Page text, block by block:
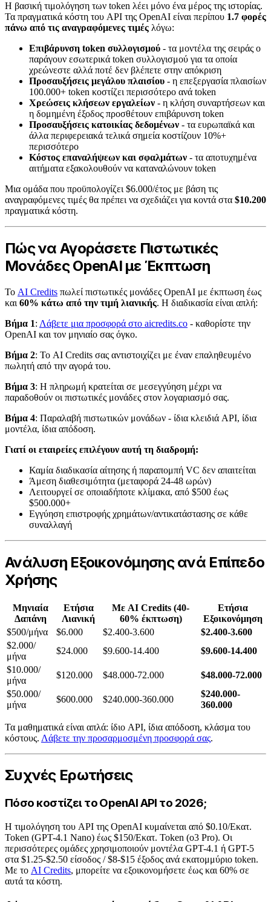
Η βασική τιμολόγηση των token λέει μόνο ένα μέρος της ιστορίας.
Τα πραγματικά κόστη του API της OpenAI είναι περίπου 1.7 φορές
πάνω από τις αναγραφόμενες τιμές λόγω:
Επιβάρυνση token συλλογισμού - τα μοντέλα της σειράς o
παράγουν εσωτερικά token συλλογισμού για τα οποία
χρεώνεστε αλλά ποτέ δεν βλέπετε στην απόκριση
Προσαυξήσεις μεγάλου πλαισίου - η επεξεργασία πλαισίων
100.000+ token κοστίζει περισσότερο ανά token
Χρεώσεις κλήσεων εργαλείων - η κλήση συναρτήσεων και
η δομημένη έξοδος προσθέτουν επιβάρυνση token
Προσαυξήσεις κατοικίας δεδομένων - τα ευρωπαϊκά και
άλλα περιφερειακά τελικά σημεία κοστίζουν 10%+
περισσότερο
Κόστος επαναλήψεων και σφαλμάτων - τα αποτυχημένα
αιτήματα εξακολουθούν να καταναλώνουν token
Μια ομάδα που προϋπολογίζει $6.000/έτος με βάση τις
αναγραφόμενες τιμές θα πρέπει να σχεδιάζει για κοντά στα $10.200
πραγματικά κόστη.
Πώς να Αγοράσετε Πιστωτικές
Μονάδες OpenAI με Έκπτωση
Το AI Credits πωλεί πιστωτικές μονάδες OpenAI με έκπτωση έως
και 60% κάτω από την τιμή λιανικής. Η διαδικασία είναι απλή:
Βήμα 1: Λάβετε μια προσφορά στο aicredits.co - καθορίστε την
OpenAI και τον μηνιαίο σας όγκο.
Βήμα 2: Το AI Credits σας αντιστοιχίζει με έναν επαληθευμένο
πωλητή από την αγορά του.
Βήμα 3: Η πληρωμή κρατείται σε μεσεγγύηση μέχρι να
παραδοθούν οι πιστωτικές μονάδες στον λογαριασμό σας.
Βήμα 4: Παραλαβή πιστωτικών μονάδων - ίδια κλειδιά API, ίδια
μοντέλα, ίδια απόδοση.
Γιατί οι εταιρείες επιλέγουν αυτή τη διαδρομή:
Καμία διαδικασία αίτησης ή παραπομπή VC δεν απαιτείται
Άμεση διαθεσιμότητα (μεταφορά 24-48 ωρών)
Λειτουργεί σε οποιαδήποτε κλίμακα, από $500 έως
$500.000+
Εγγύηση επιστροφής χρημάτων/αντικατάστασης σε κάθε
συναλλαγή
Ανάλυση Εξοικονόμησης ανά Επίπεδο
Χρήσης
Μηνιαία
Δαπάνη
Ετήσια
Λιανική
Με AI Credits (40-
60% έκπτωση)
Ετήσια
Εξοικονόμηση
$500/μήνα
$6.000 $2.400-3.600
$2.400-3.600
$2.000/
μήνα
$24.000 $9.600-14.400
$9.600-14.400
$10.000/
μήνα
$120.000 $48.000-72.000
$48.000-72.000
$50.000/
μήνα
$600.000 $240.000-360.000
$240.000-
360.000
Τα μαθηματικά είναι απλά: ίδιο API, ίδια απόδοση, κλάσμα του
κόστους. Λάβετε την προσαρμοσμένη προσφορά σας.
Συχνές Ερωτήσεις
Πόσο κοστίζει το OpenAI API το 2026;
Η τιμολόγηση του API της OpenAI κυμαίνεται από $0.10/Εκατ.
Token (GPT-4.1 Nano) έως $150/Εκατ. Token (o3 Pro). Οι
περισσότερες ομάδες χρησιμοποιούν μοντέλα GPT-4.1 ή GPT-5
στα $1.25-$2.50 είσοδος / $8-$15 έξοδος ανά εκατομμύριο token.
Με το AI Credits, μπορείτε να εξοικονομήσετε έως και 60% σε
αυτά τα κόστη.